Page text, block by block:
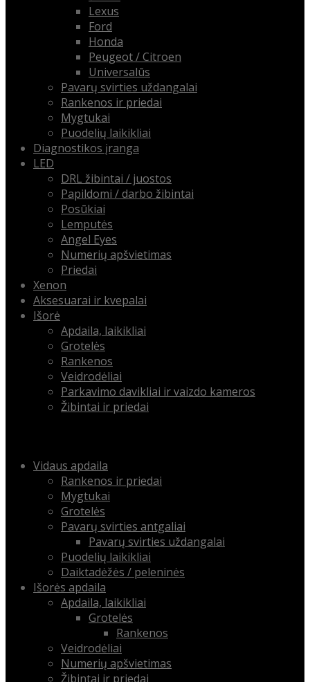
Lexus
Ford
Honda
Peugeot / Citroen
Universalūs
Pavarų svirties uždangalai
Rankenos ir priedai
Mygtukai
Puodelių laikikliai
Diagnostikos įranga
LED
DRL žibintai / juostos
Papildomi / darbo žibintai
Posūkiai
Lemputės
Angel Eyes
Numerių apšvietimas
Priedai
Xenon
Aksesuarai ir kvepalai
Išorė
Apdaila, laikikliai
Grotelės
Rankenos
Veidrodėliai
Parkavimo davikliai ir vaizdo kameros
Žibintai ir priedai
Skip Vidaus apdaila
Rankenos ir priedai
Mygtukai
Grotelės
Pavarų svirties antgaliai
Pavarų svirties uždangalai
Puodelių laikikliai
Daiktadėžės / peleninės
Išorės apdaila
Apdaila, laikikliai
Grotelės
Rankenos
Veidrodėliai
Numerių apšvietimas
Žibintai ir priedai